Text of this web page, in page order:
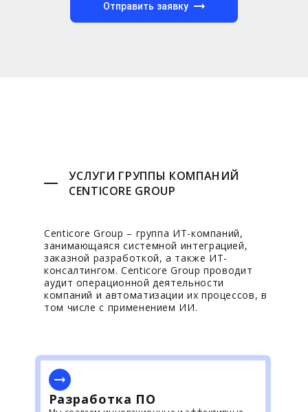
Отправить заявку
УСЛУГИ ГРУППЫ КОМПАНИЙ
CENTICORE GROUP
Centicore Group – группа ИТ-компаний,
занимающаяся системной интеграцией,
заказной разработкой, а также ИТ-
консалтингом. Centicore Group проводит
аудит операционной деятельности
компаний и автоматизации их процессов, в
том числе с применением ИИ.
Разработка ПО